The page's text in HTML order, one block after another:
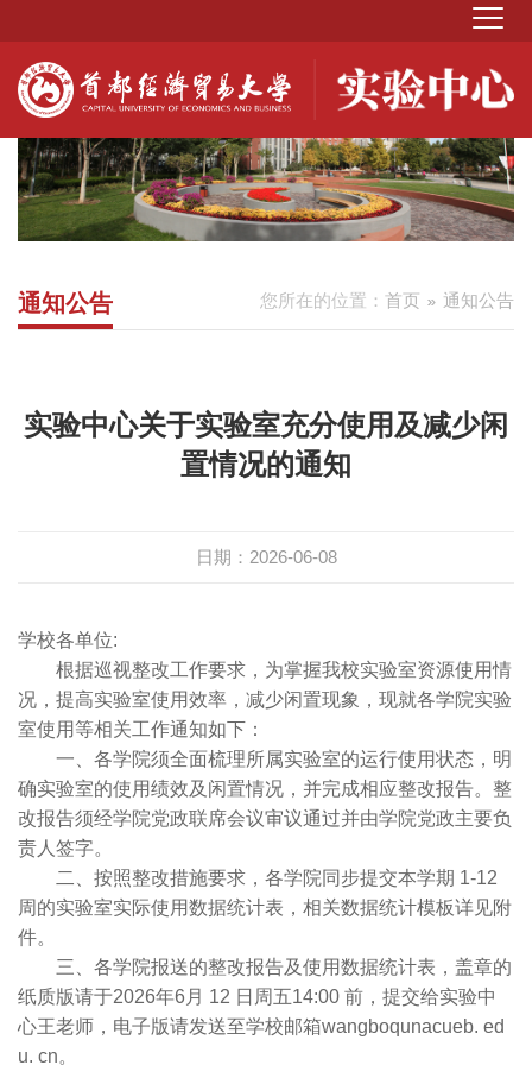
您所在的位置： 首页 通知公告
通知公告
实验中心关于实验室充分使用及减少闲
置情况的通知
日期：2026-06-08
学校各单位:
根据巡视整改工作要求，为掌握我校实验室资源使用情
况，提高实验室使用效率，减少闲置现象，现就各学院实验
室使用等相关工作通知如下：
一、各学院须全面梳理所属实验室的运行使用状态，明
确实验室的使用绩效及闲置情况，并完成相应整改报告。整
改报告须经学院党政联席会议审议通过并由学院党政主要负
责人签字。
二、按照整改措施要求，各学院同步提交本学期 1-12
周的实验室实际使用数据统计表，相关数据统计模板详见附
件。
三、各学院报送的整改报告及使用数据统计表，盖章的
纸质版请于2026年6月 12 日周五14:00 前，提交给实验中
心王老师，电子版请发送至学校邮箱wangboqunacueb. ed
u. cn。